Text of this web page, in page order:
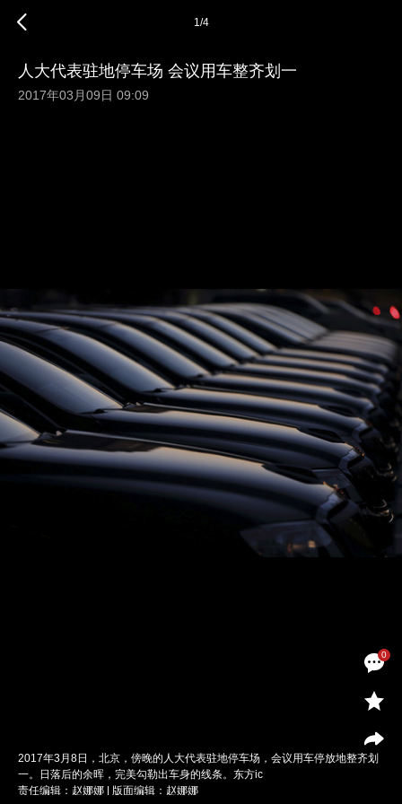
0
1/4
人大代表驻地停车场 会议用车整齐划一
2017年03月09日 09:09
2017年3月8日，北京，傍晚的人大代表驻地停车场，会议用车停放地整齐划
一。日落后的余晖，完美勾勒出车身的线条。东方ic
责任编辑：赵娜娜 | 版面编辑：赵娜娜